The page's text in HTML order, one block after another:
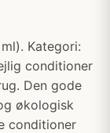
Kategori:
conditioner
Den gode
økologisk
conditioner